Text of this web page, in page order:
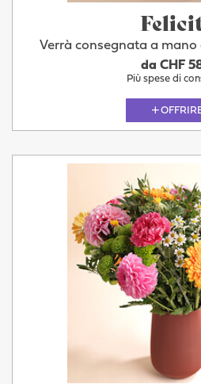
Verrà consegnata a
da CHF
Più spese di